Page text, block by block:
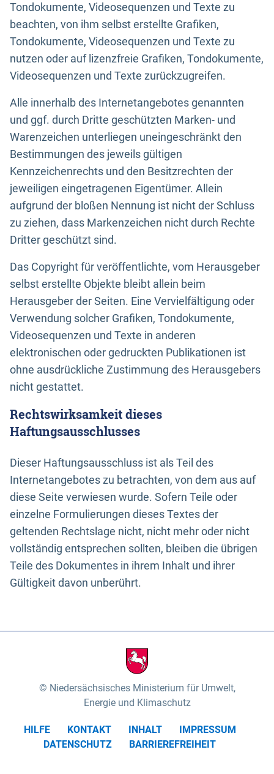
Tondokumente, Videosequenzen und Texte zu
beachten, von ihm selbst erstellte Grafiken,
Tondokumente, Videosequenzen und Texte zu
nutzen oder auf lizenzfreie Grafiken, Tondokumente,
Videosequenzen und Texte zurückzugreifen.
Alle innerhalb des Internetangebotes genannten
und ggf. durch Dritte geschützten Marken- und
Warenzeichen unterliegen uneingeschränkt den
Bestimmungen des jeweils gültigen
Kennzeichenrechts und den Besitzrechten der
jeweiligen eingetragenen Eigentümer. Allein
aufgrund der bloßen Nennung ist nicht der Schluss
zu ziehen, dass Markenzeichen nicht durch Rechte
Dritter geschützt sind.
Das Copyright für veröffentlichte, vom Herausgeber
selbst erstellte Objekte bleibt allein beim
Herausgeber der Seiten. Eine Vervielfältigung oder
Verwendung solcher Grafiken, Tondokumente,
Videosequenzen und Texte in anderen
elektronischen oder gedruckten Publikationen ist
ohne ausdrückliche Zustimmung des Herausgebers
nicht gestattet.
Rechtswirksamkeit dieses
Haftungsausschlusses
Dieser Haftungsausschluss ist als Teil des
Internetangebotes zu betrachten, von dem aus auf
diese Seite verwiesen wurde. Sofern Teile oder
einzelne Formulierungen dieses Textes der
geltenden Rechtslage nicht, nicht mehr oder nicht
vollständig entsprechen sollten, bleiben die übrigen
Teile des Dokumentes in ihrem Inhalt und ihrer
Gültigkeit davon unberührt.
Niedersächsisches Ministerium für Umwelt,
Energie und Klimaschutz
HILFE KONTAKT INHALT
IMPRESSUM
DATENSCHUTZ
BARRIEREFREIHEIT